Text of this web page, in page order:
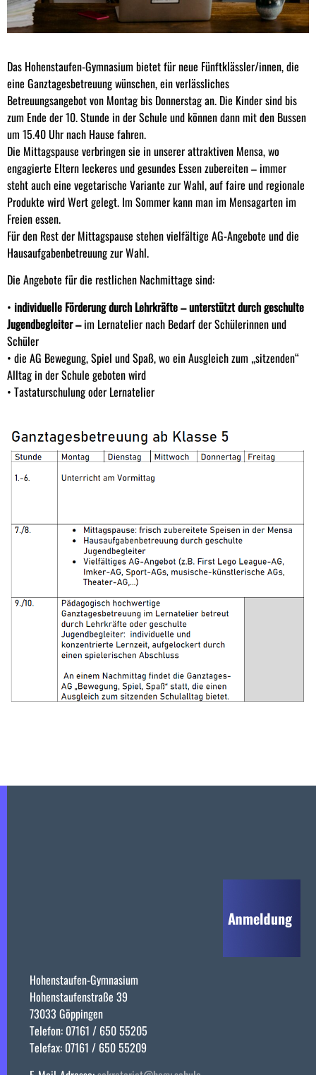
Das Hohenstaufen-Gymnasium bietet für neue Fünftklässler/innen, die
eine Ganztagesbetreuung wünschen, ein verlässliches
Betreuungsangebot von Montag bis Donnerstag an. Die Kinder sind bis
zum Ende der 10. Stunde in der Schule und können dann mit den Bussen
um 15.40 Uhr nach Hause fahren.
Die Mittagspause verbringen sie in unserer attraktiven Mensa, wo
engagierte Eltern leckeres und gesundes Essen zubereiten – immer
steht auch eine vegetarische Variante zur Wahl, auf faire und regionale
Produkte wird Wert gelegt. Im Sommer kann man im Mensagarten im
Freien essen.
Für den Rest der Mittagspause stehen vielfältige AG-Angebote und die
Hausaufgabenbetreuung zur Wahl.
Die Angebote für die restlichen Nachmittage sind:
• individuelle Förderung durch Lehrkräfte – unterstützt durch geschulte
Jugendbegleiter –im Lernatelier nach Bedarf der Schülerinnen und
Schüler
• die AG Bewegung, Spiel und Spaß, wo ein Ausgleich zum „sitzenden“
Alltag in der Schule geboten wird
• Tastaturschulung oder Lernatelier
Hohenstaufen-Gymnasium
Hohenstaufenstraße 39
73033 Göppingen
Telefon: 07161 / 650 55205
Telefax: 07161 / 650 55209